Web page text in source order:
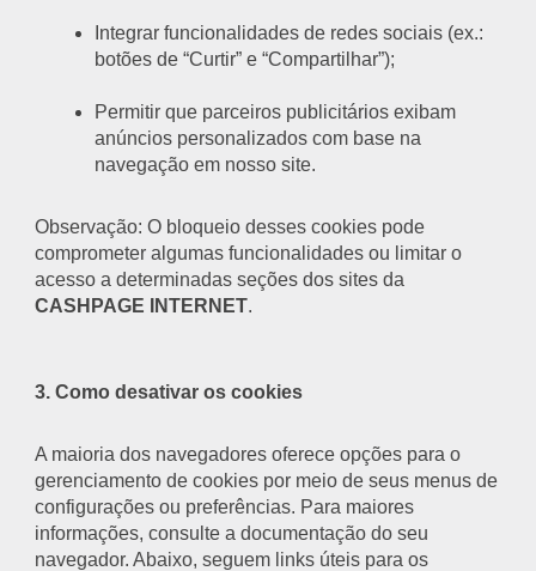
Integrar funcionalidades de redes sociais (ex.:
botões de “Curtir” e “Compartilhar”);
Permitir que parceiros publicitários exibam
anúncios personalizados com base na
navegação em nosso site.
Observação: O bloqueio desses cookies pode
comprometer algumas funcionalidades ou limitar o
acesso a determinadas seções dos sites da
CASHPAGE INTERNET.
3. Como desativar os cookies
A maioria dos navegadores oferece opções para o
gerenciamento de cookies por meio de seus menus de
configurações ou preferências. Para maiores
informações, consulte a documentação do seu
navegador. Abaixo, seguem links úteis para os